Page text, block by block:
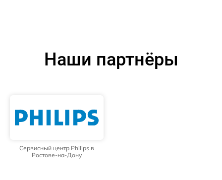
Наши партнёры
Сервисный центр Philips в
Ростове-на-Дону